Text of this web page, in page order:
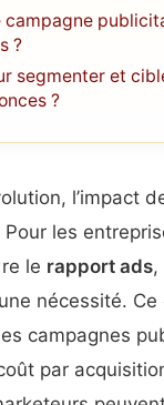
campagne
?
segmenter et
?
l’impact
les
le rapport ads
nécessité.
campagnes
par